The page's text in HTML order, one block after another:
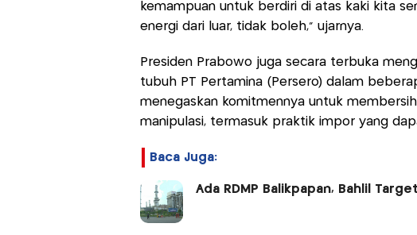
kemampuan untuk berdiri di atas kaki kita
energi dari luar, tidak boleh,” ujarnya.
Presiden Prabowo juga secara terbuka
tubuh PT Pertamina (Persero) dalam
menegaskan komitmennya untuk
manipulasi, termasuk praktik impor yang
Baca Juga:
Ada RDMP Balikpapan, Bahlil